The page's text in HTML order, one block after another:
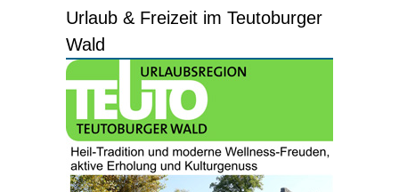
Urlaub & Freizeit im Teutoburger
Wald